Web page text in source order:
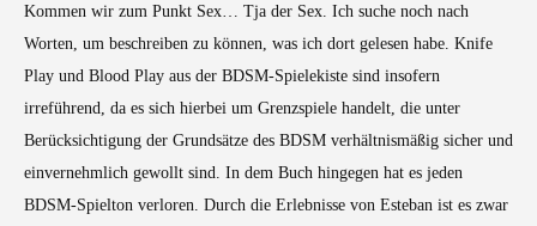
Kommen wir zum Punkt Sex… Tja der Sex. Ich suche noch nach
Worten, um beschreiben zu können, was ich dort gelesen habe. Knife
Play und Blood Play aus der BDSM-Spielekiste sind insofern
irreführend, da es sich hierbei um Grenzspiele handelt, die unter
Berücksichtigung der Grundsätze des BDSM verhältnismäßig sicher und
einvernehmlich gewollt sind. In dem Buch hingegen hat es jeden
BDSM-Spielton verloren. Durch die Erlebnisse von Esteban ist es zwar